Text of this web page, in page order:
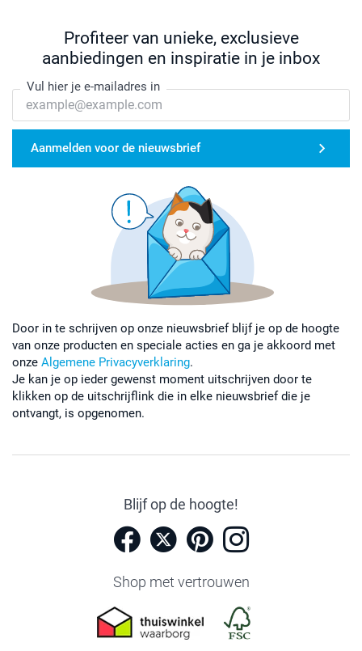
Profiteer van unieke, exclusieve
aanbiedingen en inspiratie in je inbox
Vul hier je e-mailadres in
Aanmelden voor de nieuwsbrief
Door in te schrijven op onze nieuwsbrief blijf je op de hoogte
van onze producten en speciale acties en ga je akkoord met
onze Algemene Privacyverklaring.
Je kan je op ieder gewenst moment uitschrijven door te
klikken op de uitschrijflink die in elke nieuwsbrief die je
ontvangt, is opgenomen.
Blijf op de hoogte!
Shop met vertrouwen